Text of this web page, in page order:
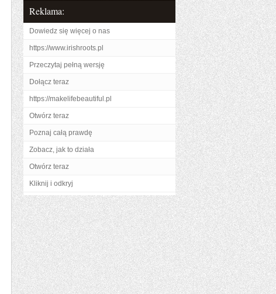
Reklama:
Dowiedz się więcej o nas
https://www.irishroots.pl
Przeczytaj pełną wersję
Dołącz teraz
https://makelifebeautiful.pl
Otwórz teraz
Poznaj całą prawdę
Zobacz, jak to działa
Otwórz teraz
Kliknij i odkryj